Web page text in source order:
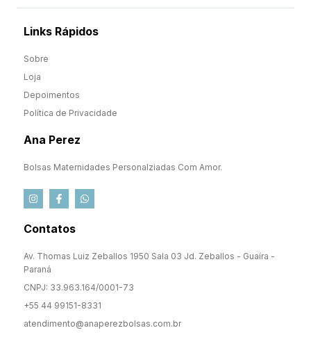
Links Rápidos
Sobre
Loja
Depoimentos
Política de Privacidade
Ana Perez
Bolsas Maternidades Personalziadas Com Amor.
Contatos
Av. Thomas Luiz Zeballos 1950 Sala 03 Jd. Zeballos - Guaíra -
Paraná
CNPJ: 33.963.164/0001-73
+55 44 99151-8331
atendimento@anaperezbolsas.com.br